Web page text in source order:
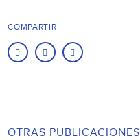
COMPARTIR
OTRAS PUBLICACIONES